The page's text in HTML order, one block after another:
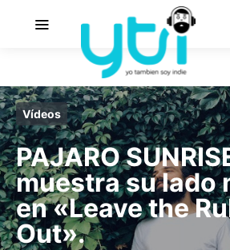
Vídeos
PAJARO
muestra su lado
en «Leave the
Out».